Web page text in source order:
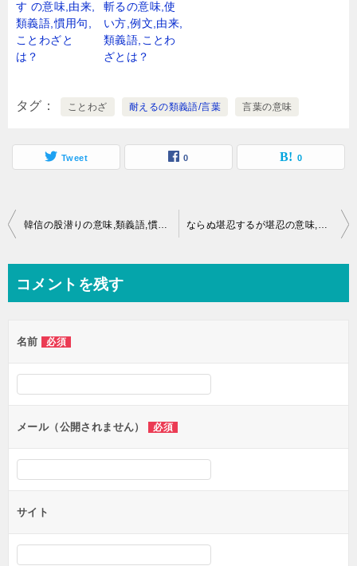
す の意味,由来,
類義語,慣用句,
ことわざと
は？
斬るの意味,使
い方,例文,由来,
類義語,ことわ
ざとは？
タグ ことわざ 耐えるの類義語/言葉 言葉の意味
Tweet 0 0
投
ビ
ー
シ
ン
韓信の股潜りの意味,類義語,慣用句,ことわざとは？ ならぬ堪忍するが堪忍の意味,類義語,慣用句,ことわざとは？
コメントを残す
名前 必須
メール（公開されません） 必須
サイト